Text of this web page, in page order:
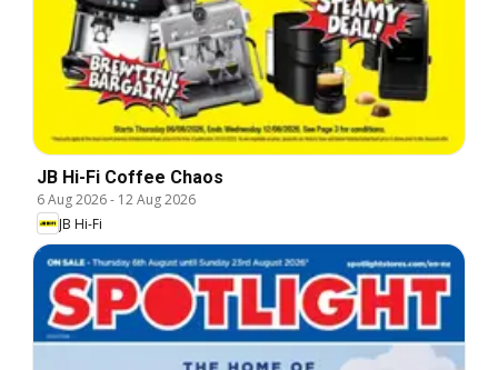
JB Hi-Fi Coffee Chaos
6 Aug 2026- 12 Aug 2026
JB Hi-Fi